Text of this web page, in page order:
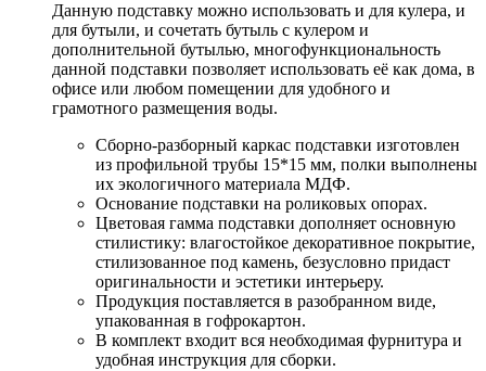
Данную подставку можно использовать и для кулера, и
для бутыли, и сочетать бутыль с кулером и
дополнительной бутылью, многофункциональность
данной подставки позволяет использовать её как дома, в
офисе или любом помещении для удобного и
грамотного размещения воды.
Сборно-разборный каркас подставки изготовлен
из профильной трубы 15*15 мм, полки выполнены
их экологичного материала МДФ.
Основание подставки на роликовых опорах.
Цветовая гамма подставки дополняет основную
стилистику: влагостойкое декоративное покрытие,
стилизованное под камень, безусловно придаст
оригинальности и эстетики интерьеру.
Продукция поставляется в разобранном виде,
упакованная в гофрокартон.
В комплект входит вся необходимая фурнитура и
удобная инструкция для сборки.